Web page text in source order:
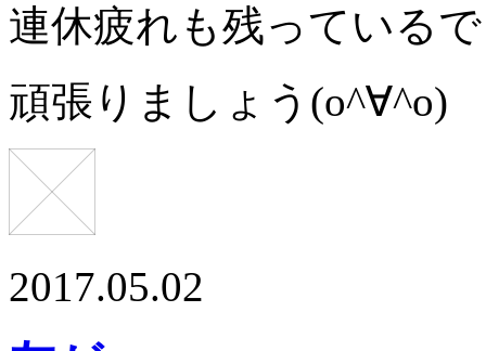
連休疲れも残っている
頑張りましょう(o^∀^o)
2017.05.02